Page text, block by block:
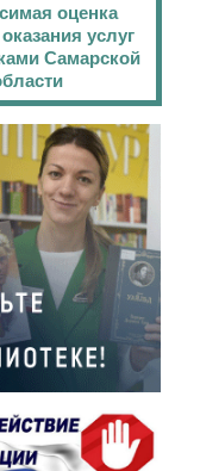
оценка
услуг
Самарской